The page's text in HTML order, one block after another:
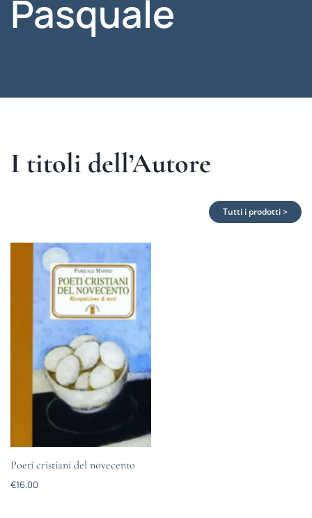
Pasquale
I titoli dell’Autore
Tutti i prodotti >
Poeti cristiani del novecento
€16.00